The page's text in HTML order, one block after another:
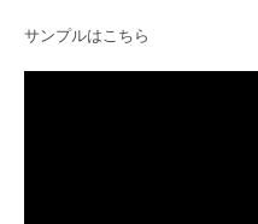
サンプルはこちら